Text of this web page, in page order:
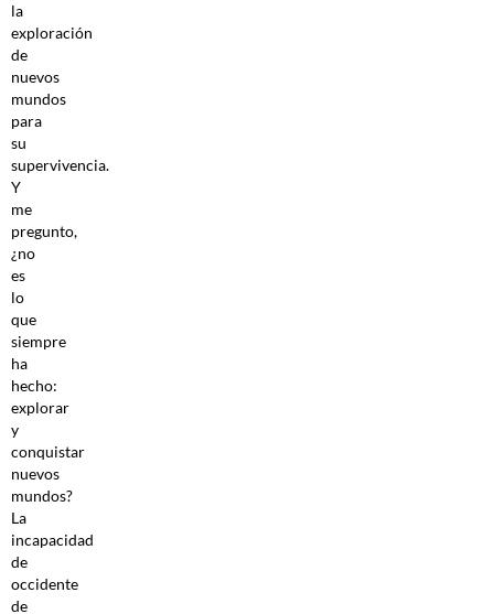
la
exploración
de
nuevos
mundos
para
su
supervivencia.
Y
me
pregunto,
¿no
es
lo
que
siempre
ha
hecho:
explorar
y
conquistar
nuevos
mundos?
La
incapacidad
de
occidente
de